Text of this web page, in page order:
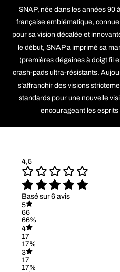
SNAP, née dans les années 90
française emblématique,
pour sa vision décalée et
le début, SNAP a imprimé sa
(premières dégaines à doigt fil
crash-pads ultra-résistants.
s’affranchir des visions
standards pour une nouvelle
encourageant les
4,5
Basé sur 6 avis
5
66
66%
4
17
17%
3
17
17%